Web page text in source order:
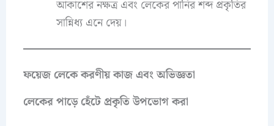
আকাশের নক্ষত্র এবং লেকের পানির শব্দ প্রকৃতির
সান্নিধ্য এনে দেয়।
ফয়েজ লেকে করণীয় কাজ এবং অভিজ্ঞতা
লেকের পাড়ে হেঁটে প্রকৃতি উপভোগ করা